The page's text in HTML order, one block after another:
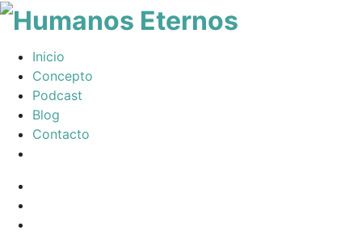
Somos
humanos,
pero
Dios
nos
creó
mucho
mas
Inicio
Concepto
Podcast
Blog
Contacto